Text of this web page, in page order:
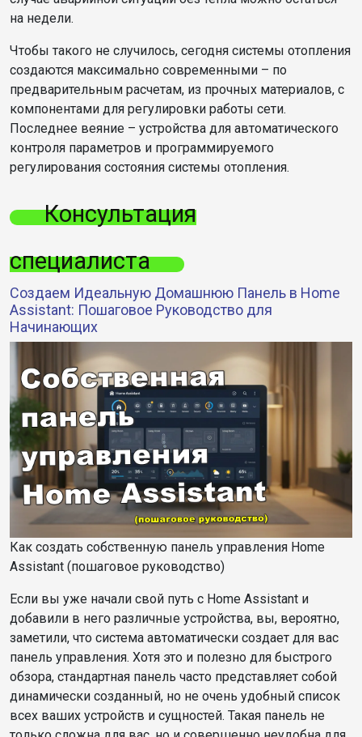
на недели.
Чтобы такого не случилось, сегодня системы отопления
создаются максимально современными – по
предварительным расчетам, из прочных материалов, с
компонентами для регулировки работы сети.
Последнее веяние – устройства для автоматического
контроля параметров и программируемого
регулирования состояния системы отопления.
Консультация
специалиста
Создаем Идеальную Домашнюю Панель в Home
Assistant: Пошаговое Руководство для
Начинающих
Как создать собственную панель управления Home
Assistant (пошаговое руководство)
Если вы уже начали свой путь с Home Assistant и
добавили в него различные устройства, вы, вероятно,
заметили, что система автоматически создает для вас
панель управления. Хотя это и полезно для быстрого
обзора, стандартная панель часто представляет собой
динамически созданный, но не очень удобный список
всех ваших устройств и сущностей. Такая панель не